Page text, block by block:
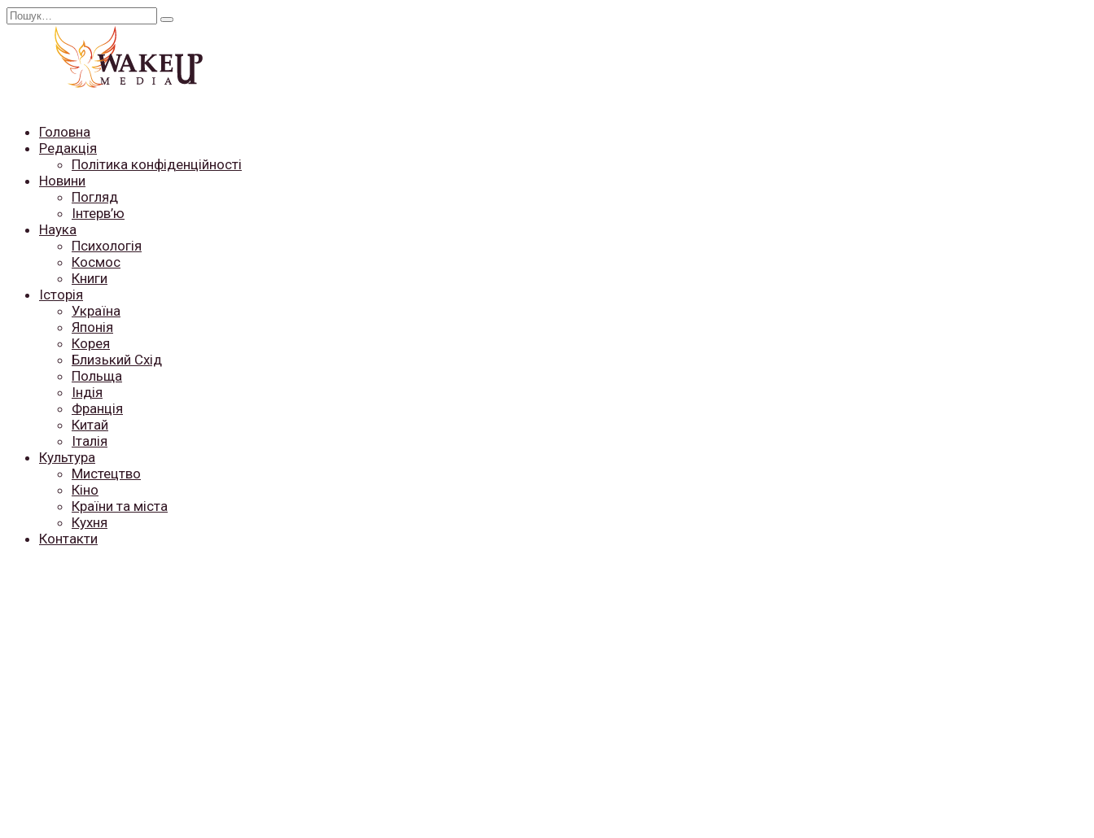
Перейти
Search
Головна
Редакція
Політика конфіденційності
Новини
Погляд
Інтерв’ю
Наука
Психологія
Космос
Книги
Історія
Україна
Японія
Корея
Близький Схід
Польща
Індія
Франція
Китай
Італія
Культура
Мистецтво
Кіно
Країни та міста
Кухня
Контакти